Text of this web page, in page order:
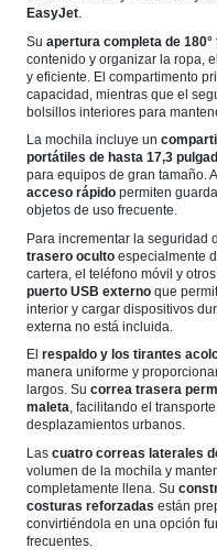
EasyJet.
Su apertura completa de 180°
contenido y organizar la ropa,
y eficiente. El compartimento
capacidad, mientras que el
bolsillos interiores para
La mochila incluye un
portátiles de hasta 17,3
para equipos de gran tamaño.
acceso rápido permiten
objetos de uso frecuente.
Para incrementar la seguridad
trasero oculto especialmente
cartera, el teléfono móvil y
puerto USB externo que
interior y cargar dispositivos
externa no está incluida.
El respaldo y los tirantes
manera uniforme y
largos. Su correa trasera
maleta, facilitando el
desplazamientos urbanos.
Las cuatro correas laterales
volumen de la mochila y
completamente llena. Su
costuras reforzadas están
convirtiéndola en una opción
frecuentes.